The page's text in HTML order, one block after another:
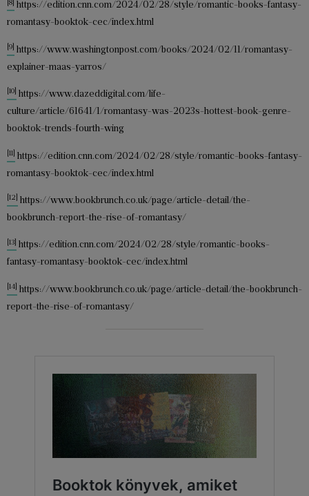
[8] https://edition.cnn.com/2024/02/28/style/romantic-books-fantasy-
romantasy-booktok-cec/index.html
[9] https://www.washingtonpost.com/books/2024/02/11/romantasy-
explainer-maas-yarros/
[10] https://www.dazeddigital.com/life-
culture/article/61641/1/romantasy-was-2023s-hottest-book-genre-
booktok-trends-fourth-wing
[11]
https://edition.cnn.com/2024/02/28/style/romantic-books-fantasy-
romantasy-booktok-cec/index.html
[12]
https://www.bookbrunch.co.uk/page/article-detail/the-
bookbrunch-report-the-rise-of-romantasy/
[13] https://edition.cnn.com/2024/02/28/style/romantic-books-
fantasy-romantasy-booktok-cec/index.html
[14] https://www.bookbrunch.co.uk/page/article-detail/the-bookbrunch-
report-the-rise-of-romantasy/